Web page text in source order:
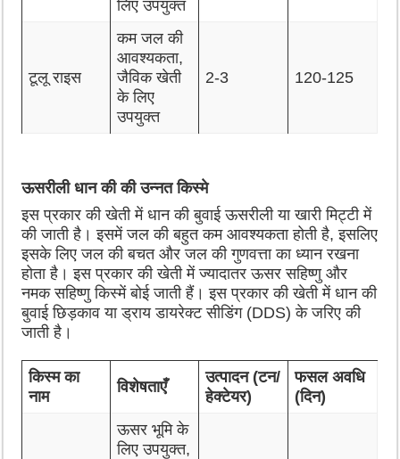
लिए उपयुक्त
टूलू राइस
कम जल की
आवश्यकता,
जैविक खेती
के लिए
उपयुक्त
2-3 120-125
ऊसरीली धान की की उन्नत किस्मे
इस प्रकार की खेती में धान की बुवाई ऊसरीली या खारी मिट्टी में
की जाती है। इसमें जल की बहुत कम आवश्यकता होती है, इसलिए
इसके लिए जल की बचत और जल की गुणवत्ता का ध्यान रखना
होता है। इस प्रकार की खेती में ज्यादातर ऊसर सहिष्णु और
नमक सहिष्णु किस्में बोई जाती हैं। इस प्रकार की खेती में धान की
बुवाई छिड़काव या ड्राय डायरेक्ट सीडिंग (DDS) के जरिए की
जाती है।
किस्म का
नाम
विशेषताएँ
उत्पादन (टन/
हेक्टेयर)
फसल अवधि
(दिन)
ऊसर भूमि के
लिए उपयुक्त,